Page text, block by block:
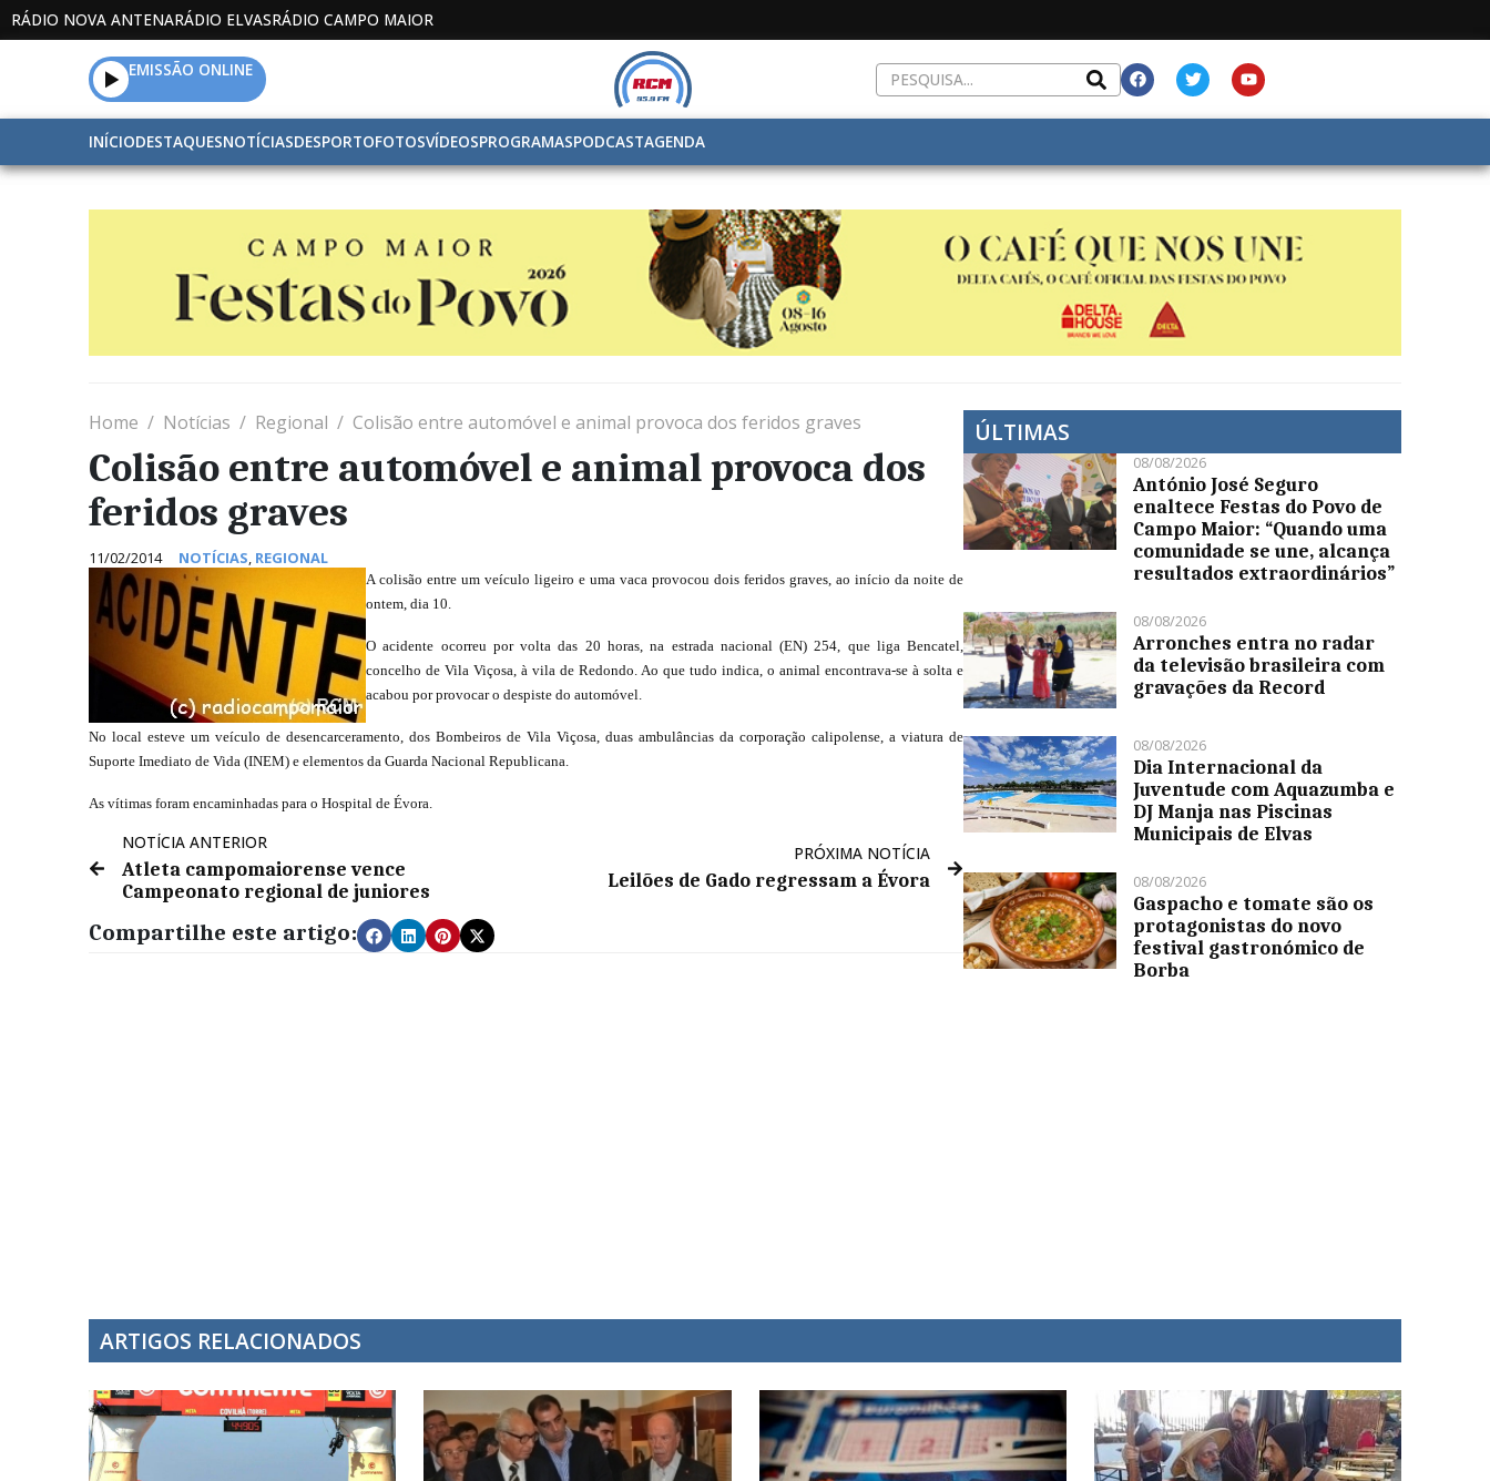
RÁDIO NOVA ANTENARÁDIO ELVASRÁDIO CAMPO MAIOR
EMISSÃO ONLINE
INÍCIODESTAQUESNOTÍCIASDESPORTOFOTOSVÍDEOSPROGRAMASPODCASTAGENDA
Home Notícias Regional Colisão entre automóvel e animal provoca dos feridos graves
Colisão entre automóvel e animal provoca dos
feridos graves
11/02/2014 NOTÍCIAS, REGIONAL
A colisão entre um veículo ligeiro e uma vaca provocou dois feridos graves, ao início da noite de
ontem, dia 10.
O acidente ocorreu por volta das 20 horas, na estrada nacional (EN) 254, que liga Bencatel,
concelho de Vila Viçosa, à vila de Redondo. Ao que tudo indica, o animal encontrava-se à solta e
acabou por provocar o despiste do automóvel.
No local esteve um veículo de desencarceramento, dos Bombeiros de Vila Viçosa, duas ambulâncias da corporação calipolense, a viatura de
Suporte Imediato de Vida (INEM) e elementos da Guarda Nacional Republicana.
As vítimas foram encaminhadas para o Hospital de Évora.
NOTÍCIA ANTERIOR
Atleta campomaiorense vence
Campeonato regional de juniores
PRÓXIMA NOTÍCIA
Leilões de Gado regressam a Évora
Compartilhe este artigo:
ÚLTIMAS
08/08/2026
António José Seguro
enaltece Festas do Povo de
Campo Maior: “Quando uma
comunidade se une, alcança
resultados extraordinários”
08/08/2026
Arronches entra no radar
da televisão brasileira com
gravações da Record
08/08/2026
Dia Internacional da
Juventude com Aquazumba e
DJ Manja nas Piscinas
Municipais de Elvas
08/08/2026
Gaspacho e tomate são os
protagonistas do novo
festival gastronómico de
Borba
ARTIGOS RELACIONADOS